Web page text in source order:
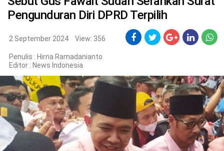
Nasional
Peristiwa
Korupsi
Politik
Gaya Hidup
Kuliner
Pengunduran Diri DPRD Terpilih
2 September 2024 View: 356
Penulis : Hirna Ramadanianto
Editor : News Indonesia